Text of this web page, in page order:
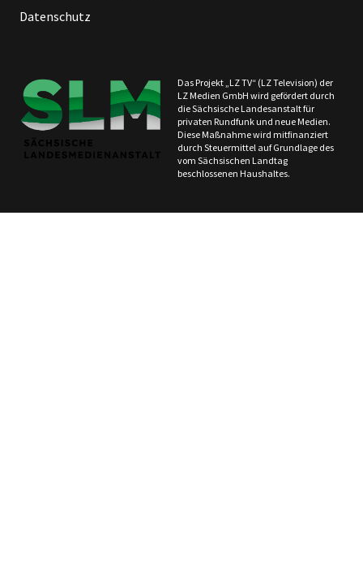
Datenschutz
Das Projekt „LZ TV“ (LZ Television) der
LZ Medien GmbH wird gefördert durch
die Sächsische Landesanstalt für
privaten Rundfunk und neue Medien.
Diese Maßnahme wird mitfinanziert
durch Steuermittel auf Grundlage des
vom Sächsischen Landtag
beschlossenen Haushaltes.